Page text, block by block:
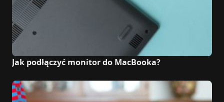
Jak podłączyć monitor do MacBooka?